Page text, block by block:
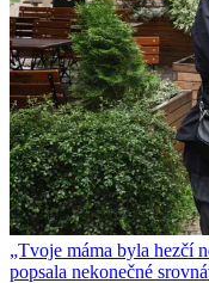
„Tvoje máma byla hezčí
popsala nekonečné